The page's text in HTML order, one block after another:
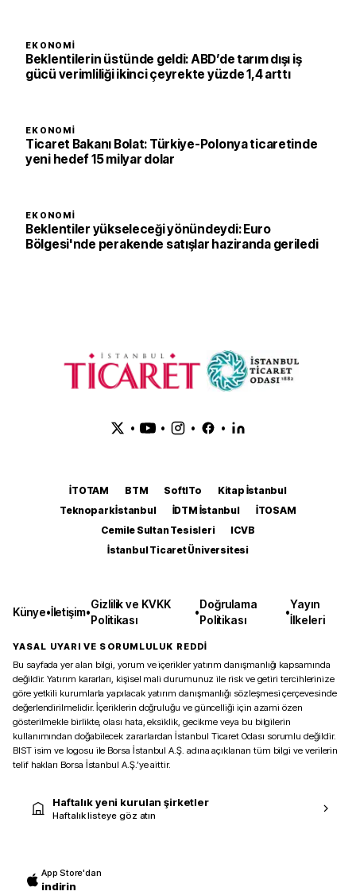
EKONOMI
Beklentilerin üstünde geldi: ABD’de tarım dışı iş
gücü verimliliği ikinci çeyrekte yüzde 1,4 arttı
EKONOMI
Ticaret Bakanı Bolat: Türkiye-Polonya ticaretinde
yeni hedef 15 milyar dolar
EKONOMI
Beklentiler yükseleceği yönündeydi: Euro
Bölgesi'nde perakende satışlar haziranda geriledi
• • • •
İTOTAM BTM SoftITo
Kitap İstanbul
Teknopark İstanbul
İDTM İstanbul
İTOSAM
Cemile Sultan Tesisleri
ICVB
İstanbul Ticaret Üniversitesi
Künye•İletişim•
Gizlilik ve KVKK
Politikası
•
Doğrulama
Politikası
•
Yayın
İlkeleri
YASAL UYARI VE SORUMLULUK REDDİ
Bu sayfada yer alan bilgi, yorum ve içerikler yatırım danışmanlığı kapsamında
değildir. Yatırım kararları, kişisel mali durumunuz ile risk ve getiri tercihlerinize
göre yetkili kurumlarla yapılacak yatırım danışmanlığı sözleşmesi çerçevesinde
değerlendirilmelidir. İçeriklerin doğruluğu ve güncelliği için azami özen
gösterilmekle birlikte, olası hata, eksiklik, gecikme veya bu bilgilerin
kullanımından doğabilecek zararlardan İstanbul Ticaret Odası sorumlu değildir.
BIST isim ve logosu ile Borsa İstanbul A.Ş. adına açıklanan tüm bilgi ve verilerin
telif hakları Borsa İstanbul A.Ş.’ye aittir.
Haftalık yeni kurulan şirketler
Haftalık listeye göz atın
App Store'dan
indirin